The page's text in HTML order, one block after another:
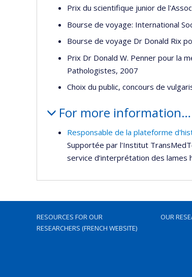
Prix du scientifique junior de
Bourse de voyage: International
Bourse de voyage Dr Donald Rix
Prix Dr Donald W. Penner pour la
Pathologistes, 2007
Choix du public, concours de
For more information…
Responsable de la plateforme
Supportée par l'Institut
service d’interprétation des
RESOURCES FOR OUR
RESEARCHERS (FRENCH WEBSITE)
OUR